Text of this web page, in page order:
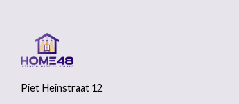
Piet Heinstraat 12